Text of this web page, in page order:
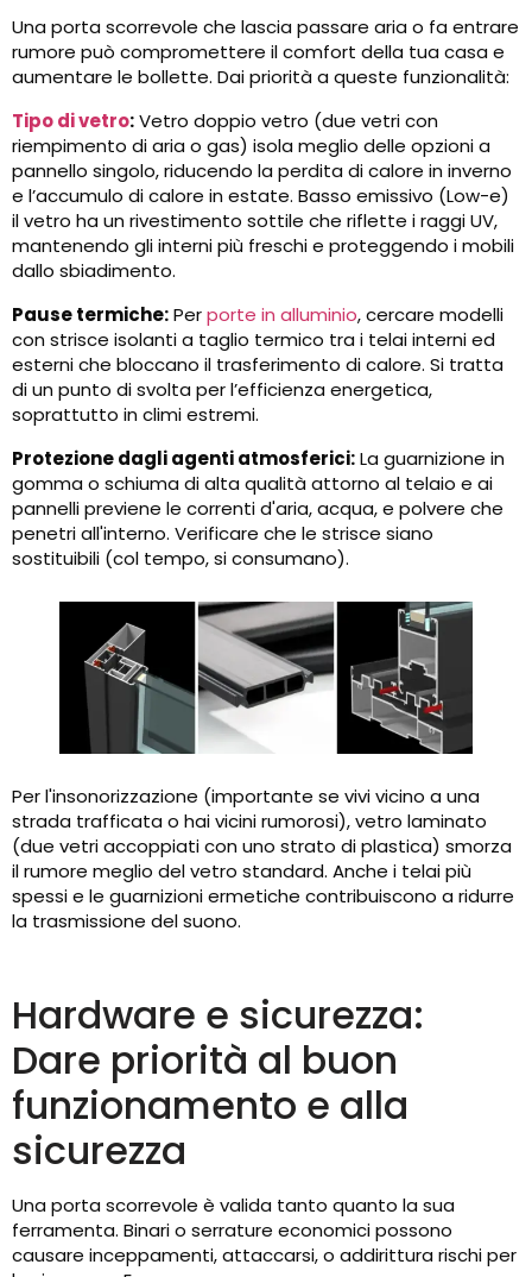
Una porta scorrevole che lascia passare aria o fa entrare
rumore può compromettere il comfort della tua casa e
aumentare le bollette. Dai priorità a queste funzionalità:
Tipo di vetro:Vetro doppio vetro (due vetri con
riempimento di aria o gas) isola meglio delle opzioni a
pannello singolo, riducendo la perdita di calore in inverno
e l’accumulo di calore in estate. Basso emissivo (Low-e)
il vetro ha un rivestimento sottile che riflette i raggi UV,
mantenendo gli interni più freschi e proteggendo i mobili
dallo sbiadimento.
Pause termiche:Perporte in alluminio, cercare modelli
con strisce isolanti a taglio termico tra i telai interni ed
esterni che bloccano il trasferimento di calore. Si tratta
di un punto di svolta per l’efficienza energetica,
soprattutto in climi estremi.
Protezione dagli agenti atmosferici:La guarnizione in
gomma o schiuma di alta qualità attorno al telaio e ai
pannelli previene le correnti d'aria, acqua, e polvere che
penetri all'interno. Verificare che le strisce siano
sostituibili (col tempo, si consumano).
Per l'insonorizzazione (importante se vivi vicino a una
strada trafficata o hai vicini rumorosi), vetro laminato
(due vetri accoppiati con uno strato di plastica) smorza
il rumore meglio del vetro standard. Anche i telai più
spessi e le guarnizioni ermetiche contribuiscono a ridurre
la trasmissione del suono.
Hardware e sicurezza:
Dare priorità al buon
funzionamento e alla
sicurezza
Una porta scorrevole è valida tanto quanto la sua
ferramenta. Binari o serrature economici possono
causare inceppamenti, attaccarsi, o addirittura rischi per